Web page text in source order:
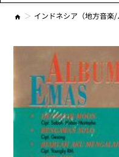
インドネシア（地方音楽/